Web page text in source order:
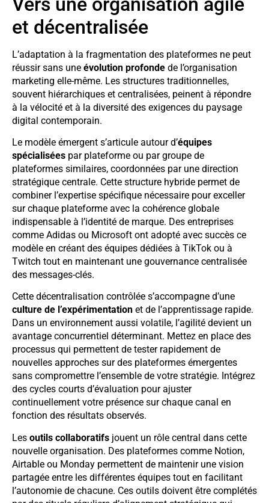
et décentralisée
L’adaptation à la fragmentation des plateformes ne peut
réussir sans une évolution profonde de l’organisation
marketing elle-même. Les structures traditionnelles,
souvent hiérarchiques et centralisées, peinent à répondre
à la vélocité et à la diversité des exigences du paysage
digital contemporain.
Le modèle émergent s’articule autour d’équipes
spécialisées par plateforme ou par groupe de
plateformes similaires, coordonnées par une direction
stratégique centrale. Cette structure hybride permet de
combiner l’expertise spécifique nécessaire pour exceller
sur chaque plateforme avec la cohérence globale
indispensable à l’identité de marque. Des entreprises
comme Adidas ou Microsoft ont adopté avec succès ce
modèle en créant des équipes dédiées à TikTok ou à
Twitch tout en maintenant une gouvernance centralisée
des messages-clés.
Cette décentralisation contrôlée s’accompagne d’une
culture de l’expérimentation et de l’apprentissage rapide.
Dans un environnement aussi volatile, l’agilité devient un
avantage concurrentiel déterminant. Mettez en place des
processus qui permettent de tester rapidement de
nouvelles approches sur des plateformes émergentes
sans compromettre l’ensemble de votre stratégie. Intégrez
des cycles courts d’évaluation pour ajuster
continuellement votre présence sur chaque canal en
fonction des résultats observés.
Les outils collaboratifs jouent un rôle central dans cette
nouvelle organisation. Des plateformes comme Notion,
Airtable ou Monday permettent de maintenir une vision
partagée entre les différentes équipes tout en facilitant
l’autonomie de chacune. Ces outils doivent être complétés